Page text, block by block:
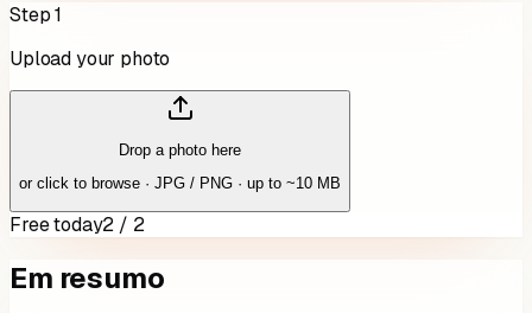
Step 1
Upload your photo
Drop a photo here
or click to browse · JPG / PNG · up to ~10 MB
Free today2 / 2
Em resumo